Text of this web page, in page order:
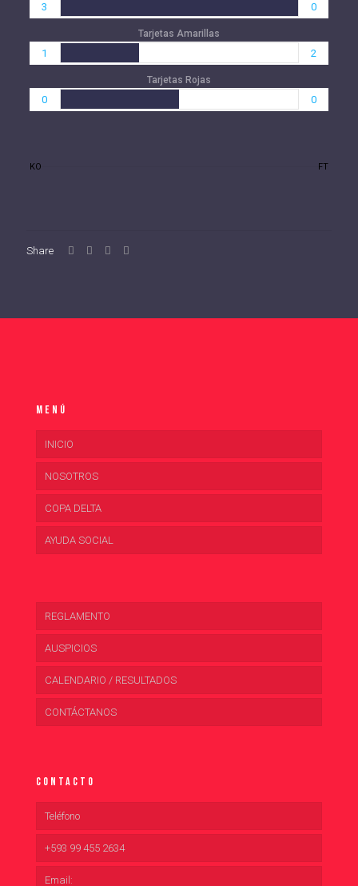
3 0
Tarjetas Amarillas
1 2
Tarjetas Rojas
0 0
KO FT
Share
Menú
INICIO
NOSOTROS
COPA DELTA
AYUDA SOCIAL
REGLAMENTO
AUSPICIOS
CALENDARIO / RESULTADOS
CONTÁCTANOS
Contacto
Teléfono
+593 99 455 2634
Email: